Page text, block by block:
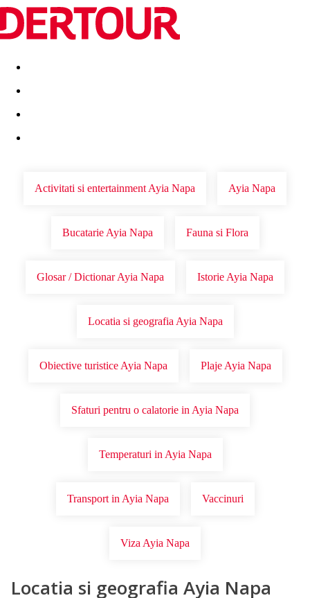
Destinatii Vacanta perfecta OFERTE DE NERATAT
Activitati si entertainment Ayia Napa Ayia Napa
Bucatarie Ayia Napa Fauna si Flora
Glosar / Dictionar Ayia Napa Istorie Ayia Napa
Locatia si geografia Ayia Napa
Obiective turistice Ayia Napa Plaje Ayia Napa
Sfaturi pentru o calatorie in Ayia Napa
Temperaturi in Ayia Napa
Transport in Ayia Napa Vaccinuri
Viza Ayia Napa
Locatia si geografia Ayia Napa